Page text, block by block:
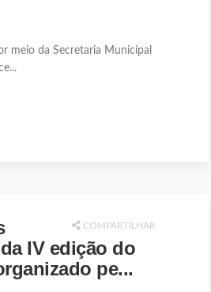
meio da Secretaria Municipal
COMPARTILHAR
IV edição do
pe...